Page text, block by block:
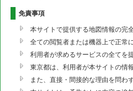
免責事項
本サイトで提供する地図情報の完
全ての閲覧者または機器上で正常
利用者が求めるサービスの全てを
東京都は、利用者が本サイトの情
また、直接・間接的な理由を問わ